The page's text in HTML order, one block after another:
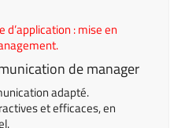
d’application : mise en
de manager
adapté.
et efficaces, en